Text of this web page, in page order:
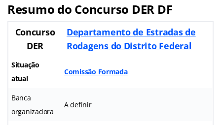
Resumo do Concurso DER DF
Concurso
DER
Departamento de Estradas de
Rodagens do Distrito Federal
Situação
atual
Comissão Formada
Banca
organizadora
A definir